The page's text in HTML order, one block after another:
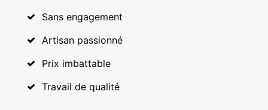
Sans engagement
Artisan passionné
Prix imbattable
Travail de qualité